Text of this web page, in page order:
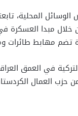
المحلية،
تضم مهابط طائرات
في العمق